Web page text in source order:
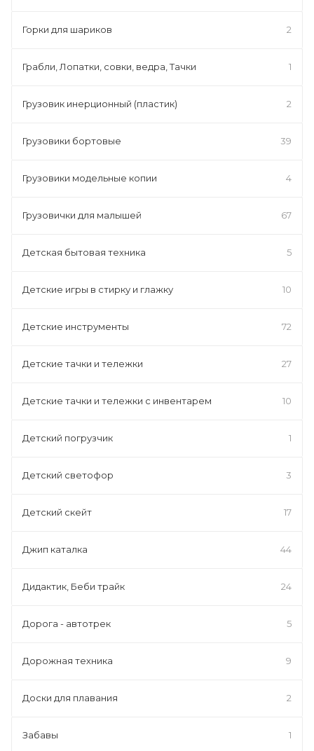
Горки для шариков 2
Грабли, Лопатки, совки, ведра, Тачки 1
Грузовик инерционный (пластик) 2
Грузовики бортовые 39
Грузовики модельные копии 4
Грузовички для малышей 67
Детская бытовая техника 5
Детские игры в стирку и глажку 10
Детские инструменты 72
Детские тачки и тележки 27
Детские тачки и тележки с инвентарем 10
Детский погрузчик 1
Детский светофор 3
Детский скейт 17
Джип каталка 44
Дидактик, Беби трайк 24
Дорога - автотрек 5
Дорожная техника 9
Доски для плавания 2
Забавы 1